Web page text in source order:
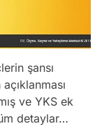
şansı
ve YKS ek
detaylar…